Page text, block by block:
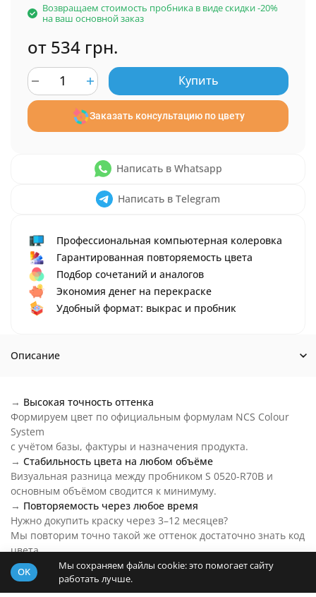
Возвращаем стоимость пробника в виде скидки -20%
на ваш основной заказ
от 534 грн.
Купить
Заказать консультацию по цвету
Написать в Whatsapp
Написать в Telegram
Профессиональная компьютерная колеровка
Гарантированная повторяемость цвета
Подбор сочетаний и аналогов
Экономия денег на перекраске
Удобный формат: выкрас и пробник
Описание
→ Высокая точность оттенка
Формируем цвет по официальным формулам NCS Colour
System
с учётом базы, фактуры и назначения продукта.
→ Стабильность цвета на любом объёме
Визуальная разница между пробником S 0520-R70B и
основным объёмом сводится к минимуму.
→ Повторяемость через любое время
Нужно докупить краску через 3–12 месяцев?
Мы повторим точно такой же оттенок достаточно знать код
цвета.
→Цвет S 0520-R70B на любой бюджет
Основу пробника подберем под ваш бюджет и задачи.
OK
Мы сохраняем файлы cookie: это помогает сайту
работать лучше.